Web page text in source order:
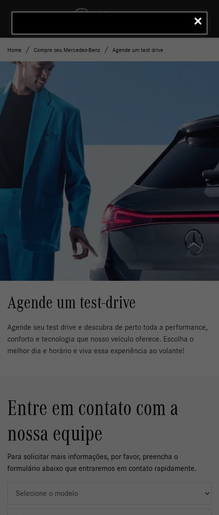
LIGAR
Home Compre seu Mercedes-Benz Agende um test drive
Agende um test-drive
Agende seu test drive e descubra de perto toda a performance,
conforto e tecnologia que nosso veículo oferece. Escolha o
melhor dia e horário e viva essa experiência ao volante!
Entre em contato com a
nossa equipe
Para solicitar mais informações, por favor, preencha o
formulário abaixo que entraremos em contato rapidamente.